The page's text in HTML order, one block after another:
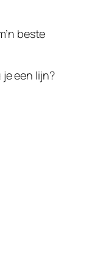
beste
een lijn?